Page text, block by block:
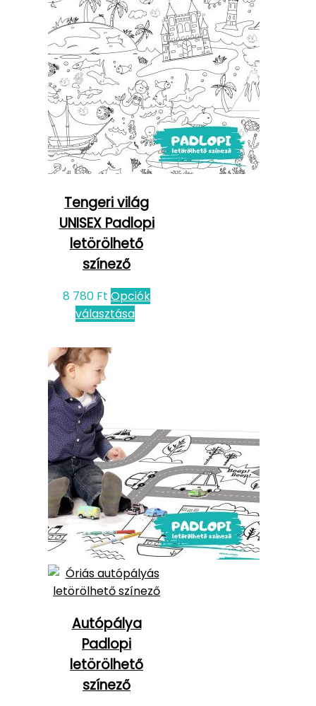
Tengeri világ
UNISEX Padlopi
letörölhető
színező
8 780 Ft Opciók
választása
Autópálya
Padlopi
letörölhető
színező